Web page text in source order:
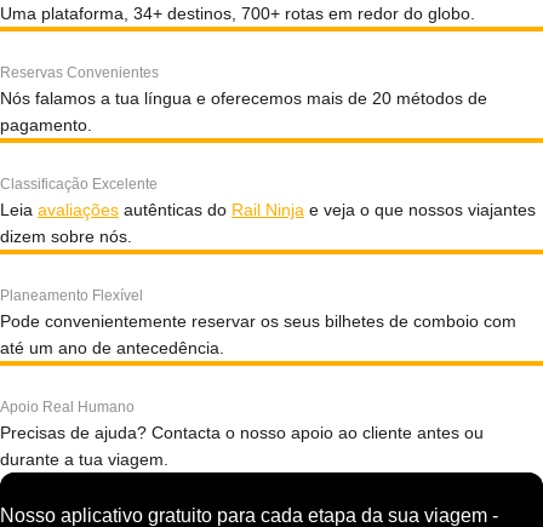
Uma plataforma, 34+ destinos, 700+ rotas em redor do globo.
Reservas Convenientes
Nós falamos a tua língua e oferecemos mais de 20 métodos de
pagamento.
Classificação Excelente
Leia avaliações autênticas do Rail Ninja e veja o que nossos viajantes
dizem sobre nós.
Planeamento Flexível
Pode convenientemente reservar os seus bilhetes de comboio com
até um ano de antecedência.
Apoio Real Humano
Precisas de ajuda? Contacta o nosso apoio ao cliente antes ou
durante a tua viagem.
Nosso aplicativo gratuito para cada etapa da sua viagem -